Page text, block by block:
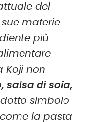
del
materie
più
Koji non
salsa di soia,
simbolo
la pasta